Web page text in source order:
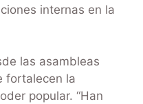
internas en la
las asambleas
fortalecen la
popular. “Han